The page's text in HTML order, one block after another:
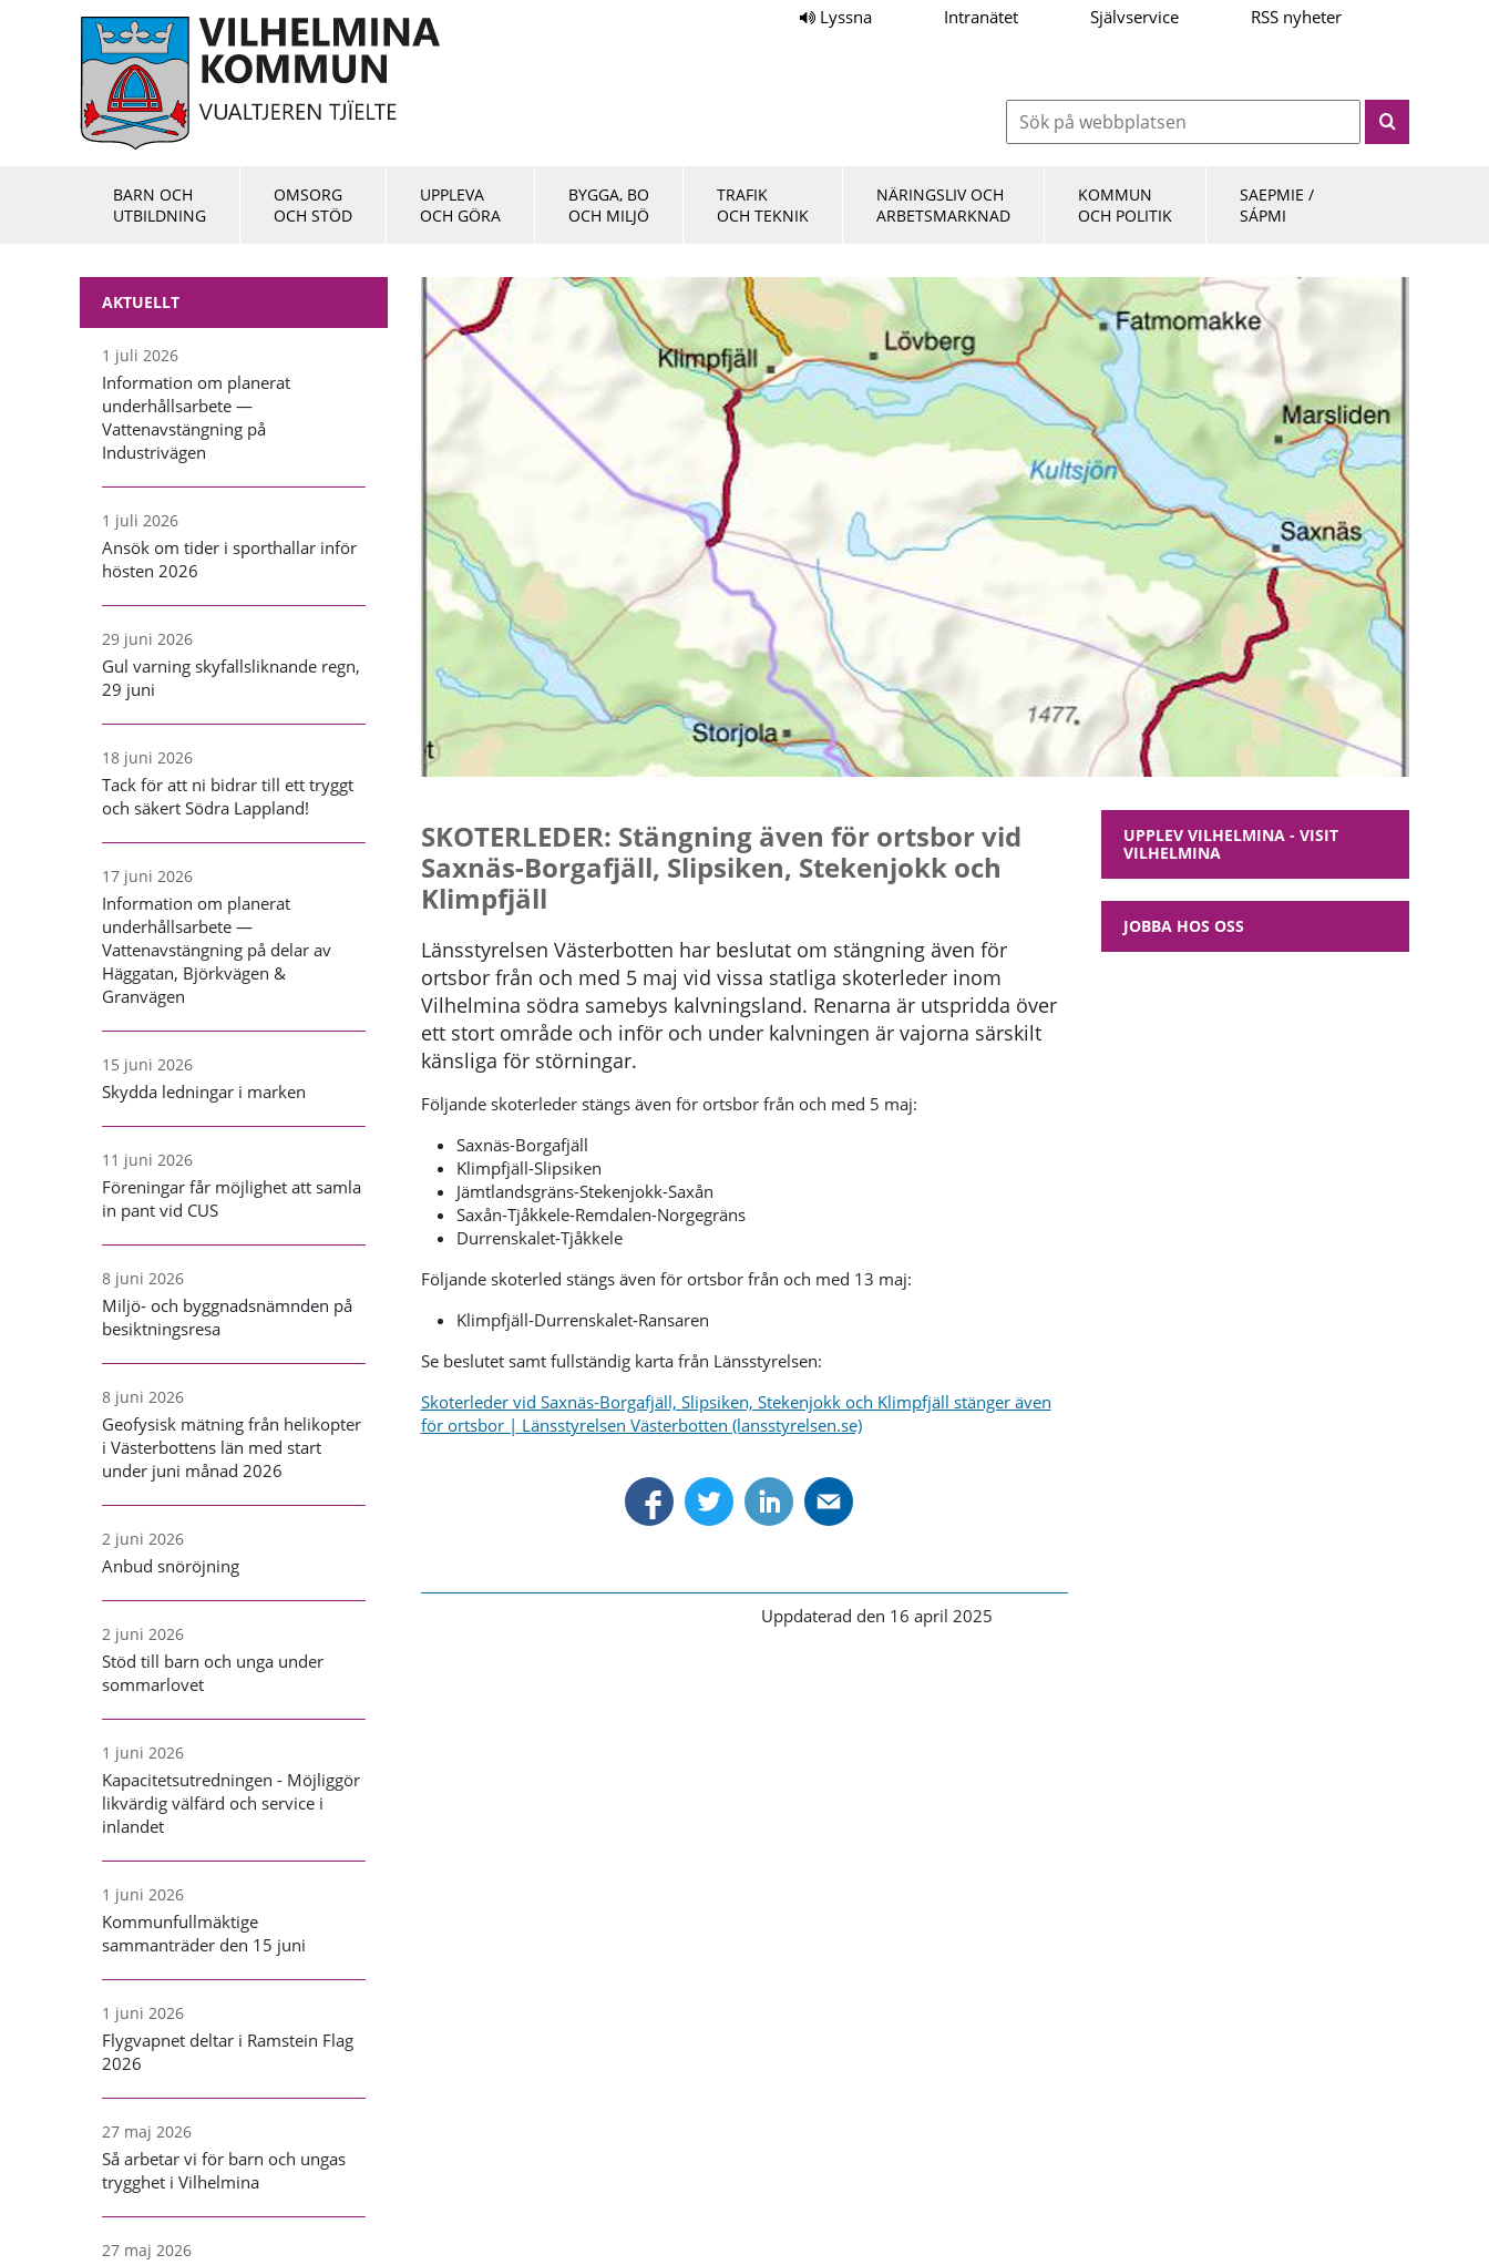
Lyssna Intranätet Självservice RSS nyheter
BARN OCH
UTBILDNING
OMSORG
OCH STÖD
UPPLEVA
OCH GÖRA
BYGGA, BO
OCH MILJÖ
TRAFIK
OCH TEKNIK
NÄRINGSLIV OCH
ARBETSMARKNAD
KOMMUN
OCH POLITIK
SAEPMIE /
SÁPMI
AKTUELLT
1 juli 2026
Information om planerat
underhållsarbete —
Vattenavstängning på
Industrivägen
1 juli 2026
Ansök om tider i sporthallar inför
hösten 2026
29 juni 2026
Gul varning skyfallsliknande regn,
29 juni
18 juni 2026
Tack för att ni bidrar till ett tryggt
och säkert Södra Lappland!
17 juni 2026
Information om planerat
underhållsarbete —
Vattenavstängning på delar av
Häggatan, Björkvägen &
Granvägen
15 juni 2026
Skydda ledningar i marken
11 juni 2026
Föreningar får möjlighet att samla
in pant vid CUS
8 juni 2026
Miljö- och byggnadsnämnden på
besiktningsresa
8 juni 2026
Geofysisk mätning från helikopter
i Västerbottens län med start
under juni månad 2026
2 juni 2026
Anbud snöröjning
2 juni 2026
Stöd till barn och unga under
sommarlovet
1 juni 2026
Kapacitetsutredningen - Möjliggör
likvärdig välfärd och service i
inlandet
1 juni 2026
Kommunfullmäktige
sammanträder den 15 juni
1 juni 2026
Flygvapnet deltar i Ramstein Flag
2026
27 maj 2026
Så arbetar vi för barn och ungas
trygghet i Vilhelmina
27 maj 2026
SKOTERLEDER: Stängning även för ortsbor vid
Saxnäs-Borgafjäll, Slipsiken, Stekenjokk och
Klimpfjäll
Länsstyrelsen Västerbotten har beslutat om stängning även för
ortsbor från och med 5 maj vid vissa statliga skoterleder inom
Vilhelmina södra samebys kalvningsland. Renarna är utspridda över
ett stort område och inför och under kalvningen är vajorna särskilt
känsliga för störningar.
Följande skoterleder stängs även för ortsbor från och med 5 maj:
Saxnäs-Borgafjäll
Klimpfjäll-Slipsiken
Jämtlandsgräns-Stekenjokk-Saxån
Saxån-Tjåkkele-Remdalen-Norgegräns
Durrenskalet-Tjåkkele
Följande skoterled stängs även för ortsbor från och med 13 maj:
Klimpfjäll-Durrenskalet-Ransaren
Se beslutet samt fullständig karta från Länsstyrelsen:
Skoterleder vid Saxnäs-Borgafjäll, Slipsiken, Stekenjokk och Klimpfjäll stänger även
för ortsbor | Länsstyrelsen Västerbotten (lansstyrelsen.se)
Uppdaterad den 16 april 2025
UPPLEV VILHELMINA - VISIT
VILHELMINA
JOBBA HOS OSS